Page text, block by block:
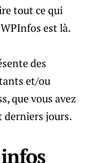
tout ce qui
est là.
des
et/ou
que vous avez
derniers jours.